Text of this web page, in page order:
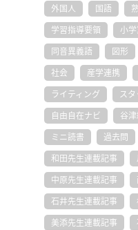
外国人 国語
学習指導要領 小
同音異義語 図形
社会 産学連携
ライティング ス
自由自在ナビ 谷
ミニ読書 過去問
和田先生連載記事
中原先生連載記事
石井先生連載記事
美添先生連載記事